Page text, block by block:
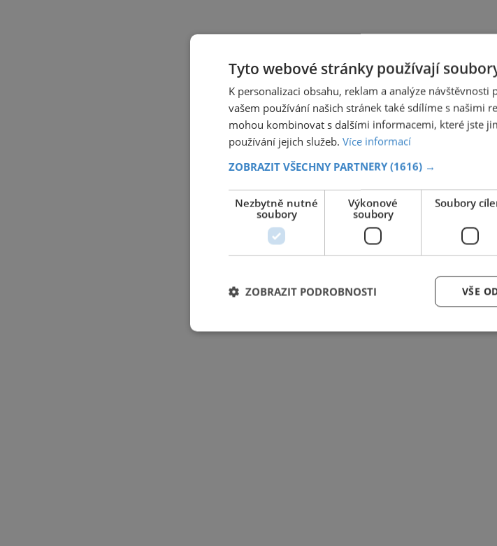
Tyto webové stránky používají
K personalizaci obsahu, reklam a analýze
vašem používání našich stránek také sdílíme s našimi
mohou kombinovat s dalšími informacemi, které jste
používání jejich služeb. Více informací
ZOBRAZIT VŠECHNY PARTNERY (1616) →
Nezbytně nutné
soubory
Výkonové
soubory
Soubory
VŠE
ZOBRAZIT PODROBNOSTI